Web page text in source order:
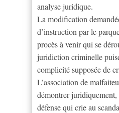
analyse juridique.
La modification
d’instruction par le
procès à venir qui se
juridiction criminelle
complicité supposée de
L’association de
démontrer juridiquement,
défense qui crie au